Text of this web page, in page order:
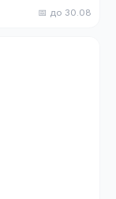
📅 до 30.08